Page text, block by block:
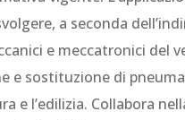
a seconda
e meccatronici del
e sostituzione di
e l’edilizia. Collabora